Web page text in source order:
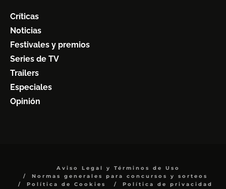
Críticas
Noticias
Festivales y premios
Series de TV
Trailers
Especiales
Opinión
Aviso Legal y Términos de Uso
Normas generales para concursos y sorteos
Política de Cookies
Política de privacidad